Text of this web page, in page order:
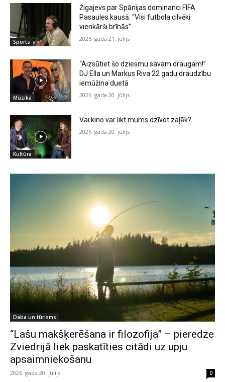
Sports
Žigajevs par Spānijas dominanci FIFA
Pasaules kausā: “Visi futbola cilvēki
vienkārši brīnās”
2026. gada 21. jūlijs
Mūzika
“Aizsūtiet šo dziesmu savam draugam!”
DJ Ella un Markus Riva 22 gadu draudzību
iemūžina duetā
2026. gada 20. jūlijs
Kultūra
Vai kino var likt mums dzīvot zaļāk?
2026. gada 20. jūlijs
Daba un tūrisms
“Lašu makšķerēšana ir filozofija” – pieredze
Zviedrijā liek paskatīties citādi uz upju
apsaimniekošanu
2026. gada 20. jūlijs 0